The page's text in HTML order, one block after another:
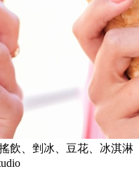
飲、剉冰、豆花、冰淇淋